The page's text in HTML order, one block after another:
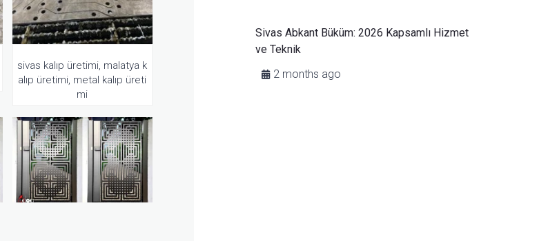
sivas kalıp üretimi, malatya k
alıp üretimi, metal kalıp üreti
mi
Sivas Abkant Büküm: 2026 Kapsamlı Hizmet
ve Teknik
2 months ago